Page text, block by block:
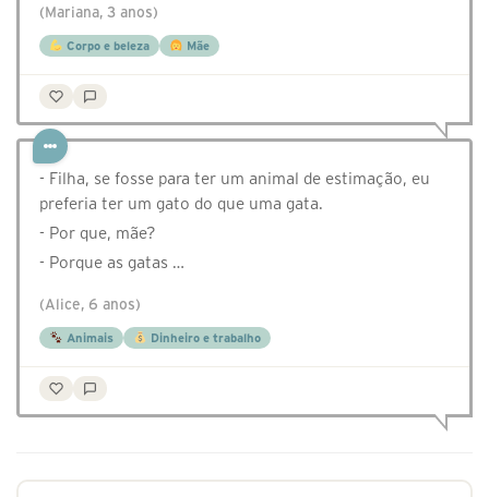
(Mariana, 3 anos)
Corpo e beleza Mãe
- ⁠Filha, se fosse para ter um animal de estimação, eu
preferia ter um gato do que uma gata.
-⁠ ⁠Por que, mãe?
- ⁠Porque as gatas …
(Alice, 6 anos)
Animais Dinheiro e trabalho